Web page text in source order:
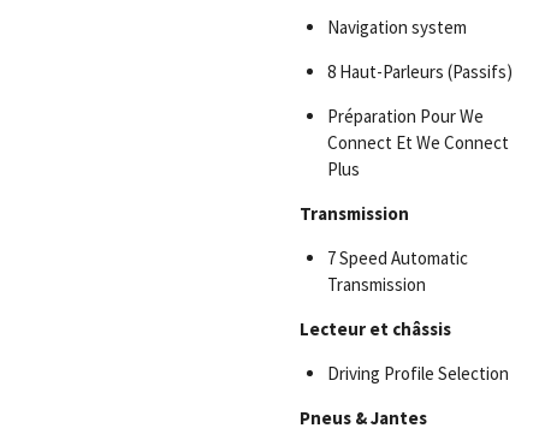
Navigation system
8 Haut-Parleurs (Passifs)
Préparation Pour We
Connect Et We Connect
Plus
Transmission
7 Speed Automatic
Transmission
Lecteur et châssis
Driving Profile Selection
Pneus & Jantes